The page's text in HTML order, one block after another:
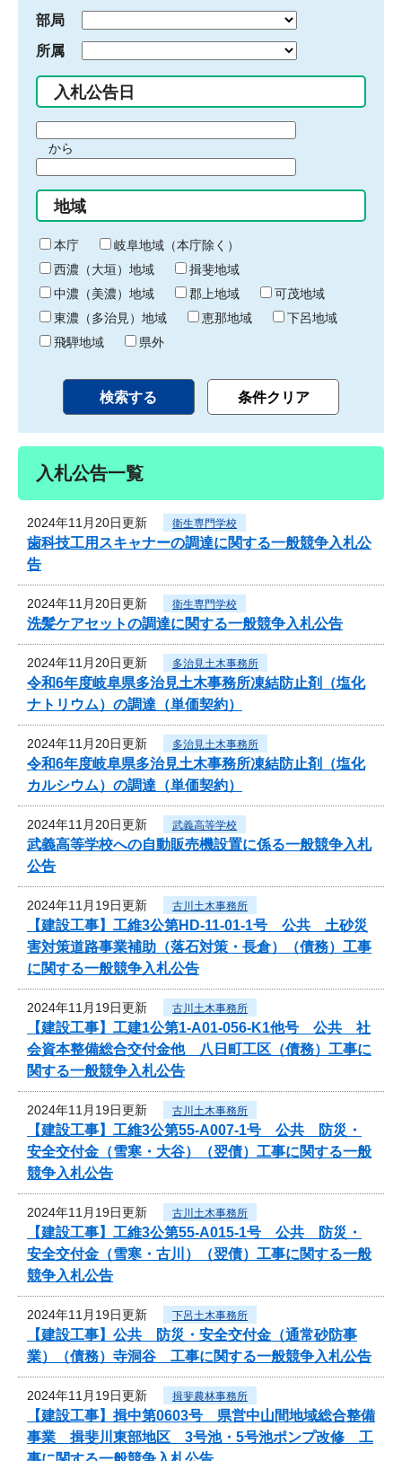
部局
所属
入札公告日
間
始
り
から
間
終
わ
り
地域
本庁
岐阜地域（本庁除く）
西濃（大垣）地域
揖斐地域
中濃（美濃）地域
郡上地域
可茂地域
東濃（多治見）地域
恵那地域
下呂地域
飛騨地域
県外
入札公告一覧
2024年11月20日更新 衛生専門学校
歯科技工用スキャナーの調達に関する一般競争入札公
告
2024年11月20日更新 衛生専門学校
洗髪ケアセットの調達に関する一般競争入札公告
2024年11月20日更新 多治見土木事務所
令和6年度岐阜県多治見土木事務所凍結防止剤（塩化
ナトリウム）の調達（単価契約）
2024年11月20日更新 多治見土木事務所
令和6年度岐阜県多治見土木事務所凍結防止剤（塩化
カルシウム）の調達（単価契約）
2024年11月20日更新 武義高等学校
武義高等学校への自動販売機設置に係る一般競争入札
公告
2024年11月19日更新 古川土木事務所
【建設工事】工維3公第HD-11-01-1号 公共 土砂災
害対策道路事業補助（落石対策・長倉）（債務）工事
に関する一般競争入札公告
2024年11月19日更新 古川土木事務所
【建設工事】工建1公第1-A01-056-K1他号 公共 社
会資本整備総合交付金他 八日町工区（債務）工事に
関する一般競争入札公告
2024年11月19日更新 古川土木事務所
【建設工事】工維3公第55-A007-1号 公共 防災・
安全交付金（雪寒・大谷）（翌債）工事に関する一般
競争入札公告
2024年11月19日更新 古川土木事務所
【建設工事】工維3公第55-A015-1号 公共 防災・
安全交付金（雪寒・古川）（翌債）工事に関する一般
競争入札公告
2024年11月19日更新 下呂土木事務所
【建設工事】公共 防災・安全交付金（通常砂防事
業）（債務）寺洞谷 工事に関する一般競争入札公告
2024年11月19日更新 揖斐農林事務所
【建設工事】揖中第0603号 県営中山間地域総合整備
事業 揖斐川東部地区 3号池・5号池ポンプ改修 工